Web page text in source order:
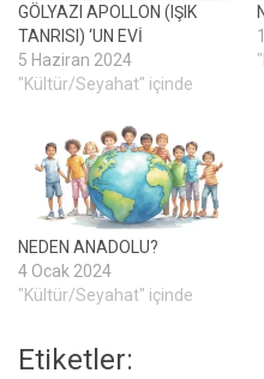
GÖLYAZI APOLLON (IŞIK
TANRISI) ‘UN EVİ
5 Haziran 2024
"Kültür/Seyahat" içinde
NEDEN ANADOLU?
4 Ocak 2024
"Kültür/Seyahat" içinde
Etiketler: